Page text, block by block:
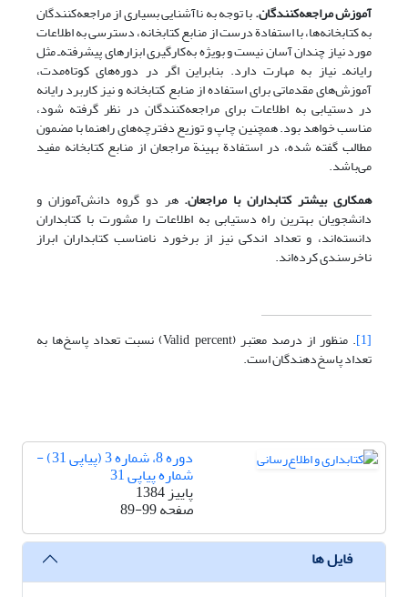
آموزش مراجعه‌کنندگان.با توجه به ناآشنایی بسیاری از مراجعه‌کنندگان
به کتابخانه‌ها، با استفادة درست از منابع کتابخانه‌، دسترسی به اطلاعات
مورد نیاز چندان آسان نیست و بویژه به‌کارگیری ابزارهای پیشرفته‌ـ مثل
رایانه‌ـ نیاز به مهارت دارد. بنابراین اگر در دوره‌های کوتاه‌مدت،
آموزش‌های مقدماتی برای استفاده از منابع کتابخانه و نیز کاربرد رایانه
در دستیابی به اطلاعات برای مراجعه‌کنندگان در نظر گرفته شود،
مناسب خواهد بود. همچنین چاپ و توزیع دفترچه‌های راهنما با مضمون
مطالب گفته شده، در استفادة بهینة مراجعان از منابع کتابخانه مفید
می‌باشد.
همکاری بیشتر کتابداران با مراجعان.هر دو گروه دانش‌آموزان و
دانشجویان بهترین راه دستیابی به اطلاعات را مشورت با کتابداران
دانسته‌اند، و تعداد اندکی نیز از برخورد نامناسب کتابداران ابراز
ناخرسندی کرده‌اند.
[1] . منظور از درصد معتبر (Valid percent) نسبت تعداد پاسخ‌ها به
تعداد پاسخ‌دهندگان است.
دوره 8، شماره 3 (پیاپی 31) -
شماره پیاپی 31
پاییز 1384
صفحه89-99
فایل ها